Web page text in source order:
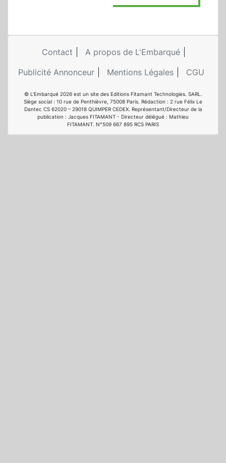
Contact
A propos de L'Embarqué
Publicité Annonceur
Mentions Légales CGU
© L'Embarqué 2026 est un site des Editions Fitamant Technologies. SARL.
Siège social : 10 rue de Penthièvre, 75008 Paris. Rédaction : 2 rue Félix Le
Dantec CS 62020 – 29018 QUIMPER CEDEX. Représentant/Directeur de la
publication : Jacques FITAMANT - Directeur délégué : Mathieu
FITAMANT. N°509 667 895 RCS PARIS